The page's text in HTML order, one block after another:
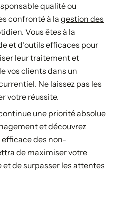
qualité ou
confronté à la gestion des
Vous êtes à la
et d’outils efficaces pour
leur traitement et
vos clients dans un
Ne laissez pas les
votre réussite.
une priorité absolue
et découvrez
des non-
de maximiser votre
de surpasser les attentes